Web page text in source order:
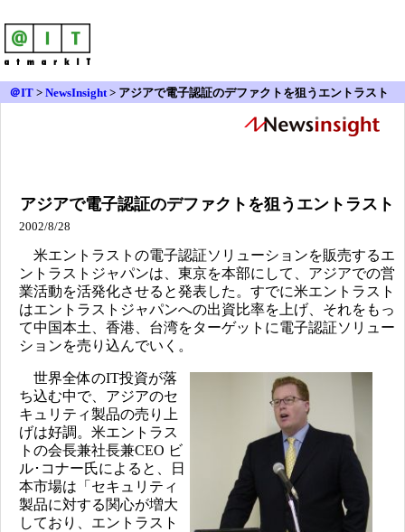
＠IT > NewsInsight> アジアで電子認証のデファクトを狙うエントラスト
アジアで電子認証のデファクトを狙うエントラスト
2002/8/28
米エントラストの電子認証ソリューションを販売するエ
ントラストジャパンは、東京を本部にして、アジアでの営
業活動を活発化させると発表した。すでに米エントラスト
はエントラストジャパンへの出資比率を上げ、それをもっ
て中国本土、香港、台湾をターゲットに電子認証ソリュー
ションを売り込んでいく。
世界全体のIT投資が落
ち込む中で、アジアのセ
キュリティ製品の売り上
げは好調。米エントラス
トの会長兼社長兼CEO ビ
ル･コナー氏によると、日
本市場は「セキュリティ
製品に対する関心が増大
しており、エントラスト